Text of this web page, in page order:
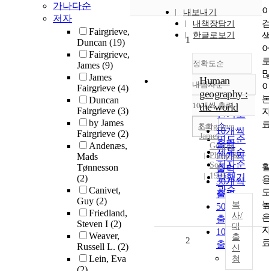
가나다순
저자
Fairgrieve,
Duncan (19)
Fairgrieve,
James (9)
James
Fairgrieve (4)
Duncan
Fairgrieve (3)
by James
Fairgrieve (2)
Andenæs,
Mads
Tønnesson
(2)
Canivet,
Guy (2)
Friedland,
Steven I (2)
Weaver,
Russell L. (2)
Lein, Eva
내보내기
내책장담기
한글로보기
정확도순
정확도
순
인기도
순
연도순
제목순
저자순
발행기
관순
내림차순
내림차순
10개씩 출력
10개씩
출력
20개씩
출력
30개씩
출력
50개씩
출력
100개씩
출력
조회
1
Human
geography :
the world
Fairgrieve,
James
George
Philip &
Son
1926
복
사/
대
출
신
청
2